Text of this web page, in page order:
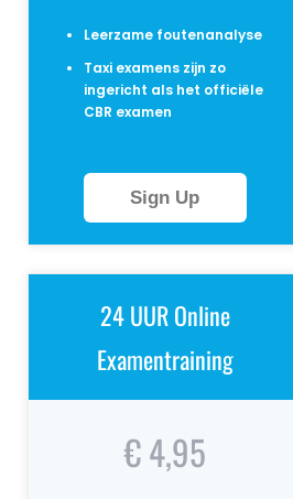
Leerzame foutenanalyse
Taxi examens zijn zo
ingericht als het officiële
CBR examen
Sign Up
24 UUR Online
Examentraining
€ 4,95